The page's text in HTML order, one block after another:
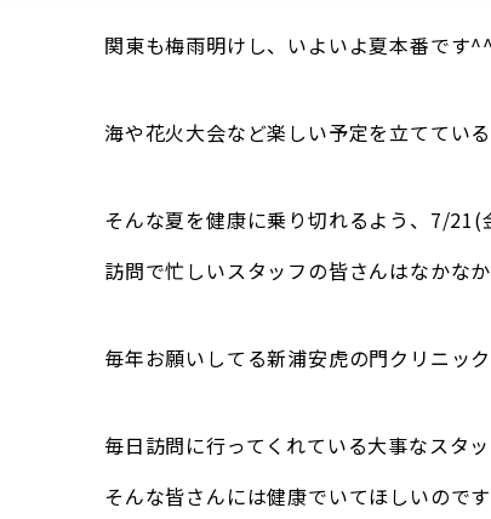
関東も梅雨明けし、いよいよ夏本番です^^
海や花火大会など楽しい予定を立ててい
そんな夏を健康に乗り切れるよう、7/21(
訪問で忙しいスタッフの皆さんはなかな
毎年お願いしてる新浦安虎の門クリニッ
毎日訪問に行ってくれている大事なスタッ
そんな皆さんには健康でいてほしいので